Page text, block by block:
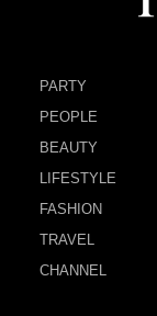
PARTY
PEOPLE
BEAUTY
LIFESTYLE
FASHION
TRAVEL
CHANNEL